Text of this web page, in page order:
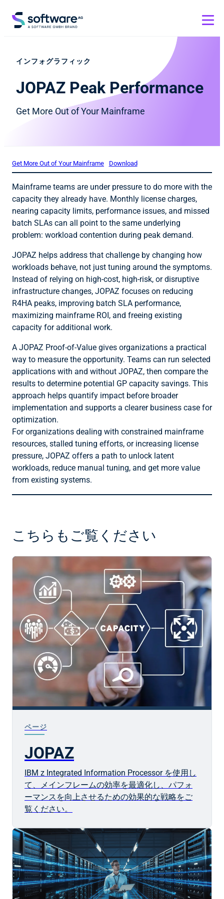
インフォグラフィック
JOPAZ Peak Performance
Get More Out of Your Mainframe
Get More Out of Your Mainframe Download
Mainframe teams are under pressure to do more with the
capacity they already have. Monthly license charges,
nearing capacity limits, performance issues, and missed
batch SLAs can all point to the same underlying
problem: workload contention during peak demand.
JOPAZ helps address that challenge by changing how
workloads behave, not just tuning around the symptoms.
Instead of relying on high-cost, high-risk, or disruptive
infrastructure changes, JOPAZ focuses on reducing
R4HA peaks, improving batch SLA performance,
maximizing mainframe ROI, and freeing existing
capacity for additional work.
A JOPAZ Proof-of-Value gives organizations a practical
way to measure the opportunity. Teams can run selected
applications with and without JOPAZ, then compare the
results to determine potential GP capacity savings. This
approach helps quantify impact before broader
implementation and supports a clearer business case for
optimization.
For organizations dealing with constrained mainframe
resources, stalled tuning efforts, or increasing license
pressure, JOPAZ offers a path to unlock latent
workloads, reduce manual tuning, and get more value
from existing systems.
こちらもご覧ください
ページ
JOPAZ
IBM z Integrated Information Processor を使用し
て、メインフレームの効率を最適化し、パフォ
ーマンスを向上させるための効果的な戦略をご
覧ください。